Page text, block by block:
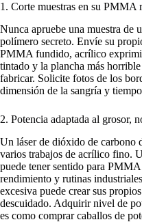
1. Corte muestras en su PMMA
Nunca apruebe una muestra de
polímero secreto. Envíe su
PMMA fundido, acrílico
tintado y la plancha más
fabricar. Solicite fotos de los
dimensión de la sangría y
2. Potencia adaptada al grosor,
Un láser de dióxido de carbono
varios trabajos de acrílico fino.
puede tener sentido para
rendimiento y rutinas
excesiva puede crear sus
descuidado. Adquirir nivel de
es como comprar caballos de